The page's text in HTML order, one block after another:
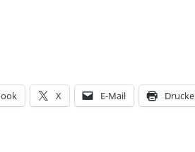
X E-Mail